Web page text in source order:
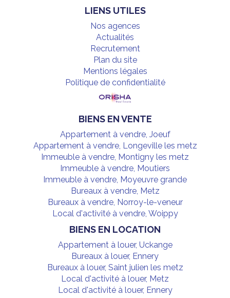
LIENS UTILES
Nos agences
Actualités
Recrutement
Plan du site
Mentions légales
Politique de confidentialité
BIENS EN VENTE
Appartement à vendre, Joeuf
Appartement à vendre, Longeville les metz
Immeuble à vendre, Montigny les metz
Immeuble à vendre, Moutiers
Immeuble à vendre, Moyeuvre grande
Bureaux à vendre, Metz
Bureaux à vendre, Norroy-le-veneur
Local d'activité à vendre, Woippy
BIENS EN LOCATION
Appartement à louer, Uckange
Bureaux à louer, Ennery
Bureaux à louer, Saint julien les metz
Local d'activité à louer, Metz
Local d'activité à louer, Ennery